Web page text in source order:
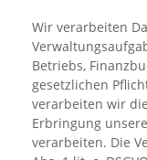
Wir verarbeiten
Betriebs,
gesetzlichen
verarbeiten wir
Erbringung
verarbeiten. Die